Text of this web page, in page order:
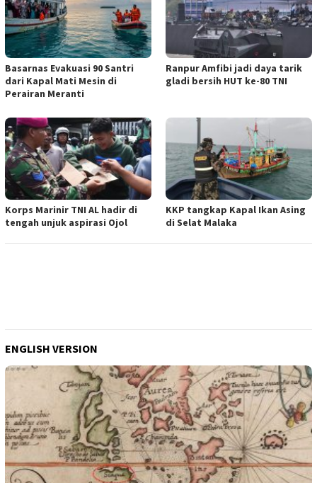
Basarnas Evakuasi 90 Santri
dari Kapal Mati Mesin di
Perairan Meranti
Ranpur Amfibi jadi daya tarik
gladi bersih HUT ke-80 TNI
Korps Marinir TNI AL hadir di
tengah unjuk aspirasi Ojol
KKP tangkap Kapal Ikan Asing
di Selat Malaka
ENGLISH VERSION